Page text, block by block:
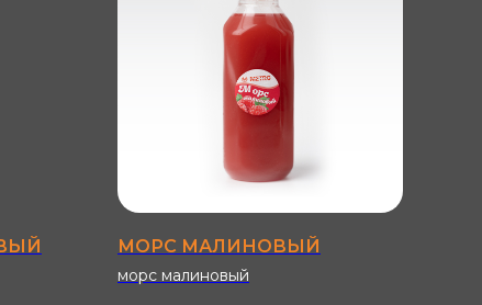
МОРС МАЛИНОВЫЙ
морс малиновый